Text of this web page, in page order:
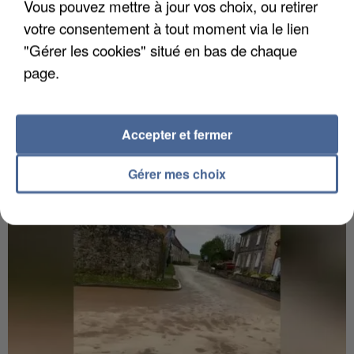
UN SECOND CADRE DE LA DZ MAFIA
INTERPELLÉ EN ALGÉRIE
Vous pouvez mettre à jour vos choix, ou retirer
votre consentement à tout moment via le lien
"Gérer les cookies" situé en bas de chaque
page.
Gérer mes choix
Accepter et fermer